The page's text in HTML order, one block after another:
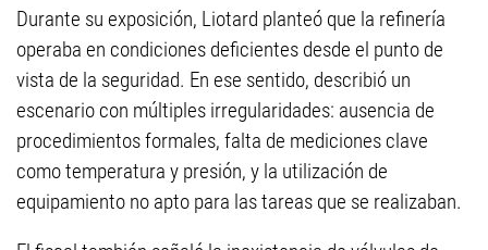
Durante su exposición, Liotard planteó que la refinería
operaba en condiciones deficientes desde el punto de
vista de la seguridad. En ese sentido, describió un
escenario con múltiples irregularidades: ausencia de
procedimientos formales, falta de mediciones clave
como temperatura y presión, y la utilización de
equipamiento no apto para las tareas que se realizaban.